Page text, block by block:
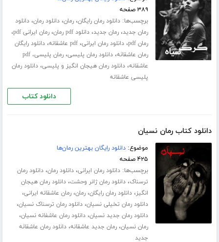
۳۸۹ صفحه
برچسب‌ها:دانلود رمان رایگان،رمان،دانلود رمان،دانلود
رمان جدید،رمان جدید،دانلود pdf رمان ،رمان ایرانی pdf ،
رمان pdf ،دانلود رمان ایرانی،pdf عاشقانه ،دانلود رایگان
رمان عاشقانه،دانلود رمان پلیسی،
رمان پلیسی، pdf
عاشقانه،دانلود رمان هیجان انگیز و پلیسی،دانلود رمان
پلیسی عاشقانه
دانلود کتاب
دانلود کتاب رمان نسیان
موضوع:دانلود رایگان بهترین رمان‌ها
۴۲۵ صفحه
برچسب‌ها:دانلود رمان ایرانی،دانلود رمان،دانلود رمان
ترسناک،دانلود رمان ژانر وحشت،دانلود رمان هیجان
انگیز،دانلود رمان رایگان،رمان،رمان عاشقانه ایرانی،
دانلود رمان تخیلی نسیان،دانلود رمان ترسناک نسیان،
دانلود رمان جدید نسیان،دانلود رمان عاشفانه نسیان،
رمان نسیان،رمان جدید عاشقانه،دانلود رمان عاشقانه
جدید